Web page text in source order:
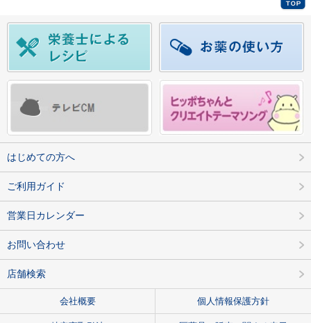
はじめての方へ
ご利用ガイド
営業日カレンダー
お問い合わせ
店舗検索
会社概要 個人情報保護方針